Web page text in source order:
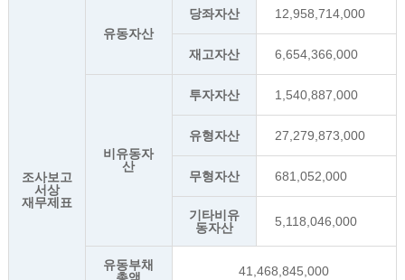
조사보고
서상
재무제표
유동자산
당좌자산 12,958,714,000
재고자산 6,654,366,000
비유동자
산
투자자산 1,540,887,000
유형자산 27,279,873,000
무형자산 681,052,000
기타비유
동자산
5,118,046,000
유동부채
41,468,845,000